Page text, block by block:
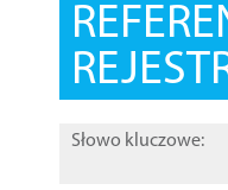
Słowo kluczowe: